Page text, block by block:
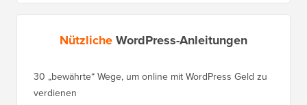
NützlicheWordPress-Anleitungen
30 „bewährte“ Wege, um online mit WordPress Geld zu
verdienen